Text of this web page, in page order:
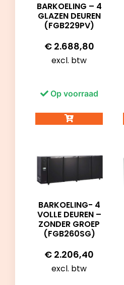
BARKOELING – 4
GLAZEN DEUREN
(FGB229PV)
€2.688,80
excl. btw
Op voorraad
BARKOELING- 4
VOLLE DEUREN –
ZONDER GROEP
(FGB260SG)
€ 2.206,40
excl. btw